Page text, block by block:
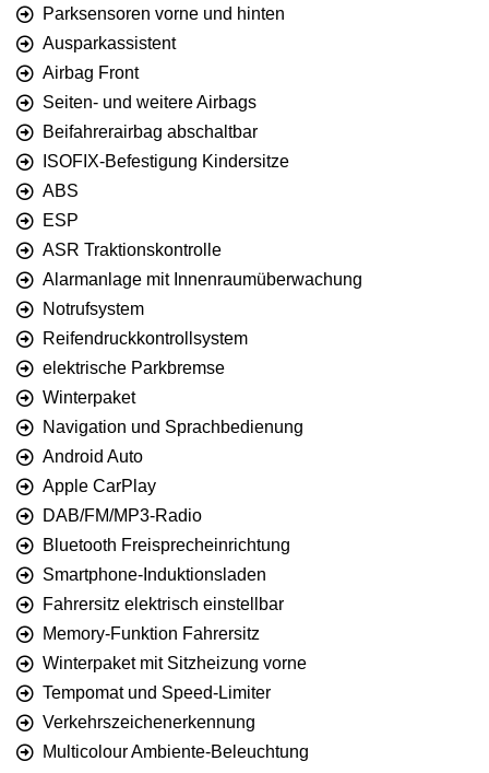
Parksensoren vorne und hinten
Ausparkassistent
Airbag Front
Seiten- und weitere Airbags
Beifahrerairbag abschaltbar
ISOFIX-Befestigung Kindersitze
ABS
ESP
ASR Traktionskontrolle
Alarmanlage mit Innenraumüberwachung
Notrufsystem
Reifendruckkontrollsystem
elektrische Parkbremse
Winterpaket
Navigation und Sprachbedienung
Android Auto
Apple CarPlay
DAB/FM/MP3-Radio
Bluetooth Freisprecheinrichtung
Smartphone-Induktionsladen
Fahrersitz elektrisch einstellbar
Memory-Funktion Fahrersitz
Winterpaket mit Sitzheizung vorne
Tempomat und Speed-Limiter
Verkehrszeichenerkennung
Multicolour Ambiente-Beleuchtung